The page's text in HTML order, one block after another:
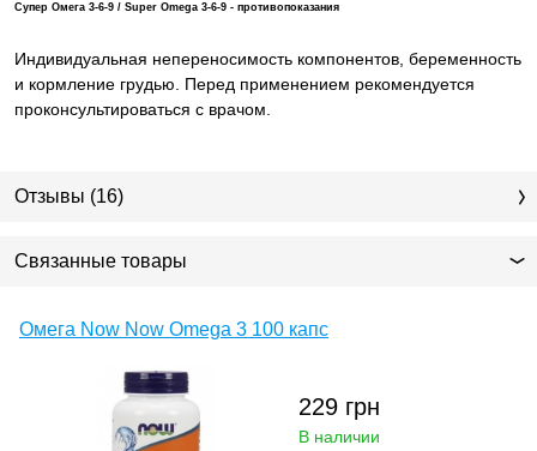
Супер Омега 3-6-9 / Super Omega 3-6-9 - противопоказания
Индивидуальная непереносимость компонентов, беременность
и кормление грудью. Перед применением рекомендуется
проконсультироваться с врачом.
Отзывы (16)
Связанные товары
Омега Now Now Omega 3 100 капс
229 грн
В наличии